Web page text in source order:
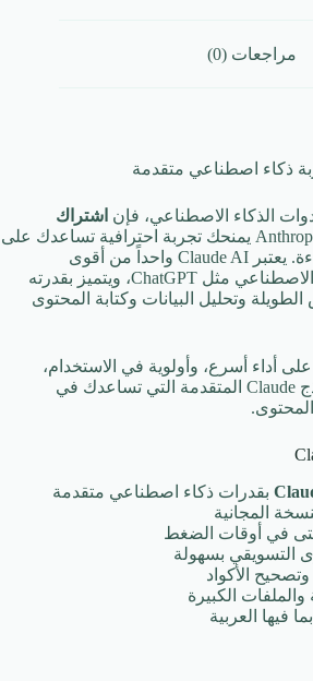
مراجعات (0)
الذكاء الاصطناعي، فإن اشتراك
من شركة Anthropic يمنحك تجربة احترافية تساعدك على
إنجاز مهامك بسرعة وكفاءة. يعتبر Claude AI واحداً من أقوى
المنافسين لأدوات الذكاء الاصطناعي مثل ChatGPT، ويتميز بقدرته
وتحليل البيانات وكتابة المحتوى
أداء أسرع، وأولوية في الاستخدام،
وإمكانية الوصول إلى نماذج Claude المتقدمة التي تساعدك في
بقدرات ذكاء اصطناعي متقدمة
المجانية
في أوقات الضغط
التسويقي بسهولة
الأكواد
الكبيرة
فيها العربية